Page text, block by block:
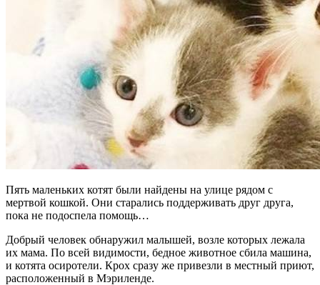
Пять маленьких котят были найдены на улице рядом с
мертвой кошкой. Они старались поддерживать друг друга,
пока не подоспела помощь…
Добрый человек обнаружил малышей, возле которых лежала
их мама. По всей видимости, бедное животное сбила машина,
и котята осиротели. Крох сразу же привезли в местный приют,
расположенный в Мэриленде.